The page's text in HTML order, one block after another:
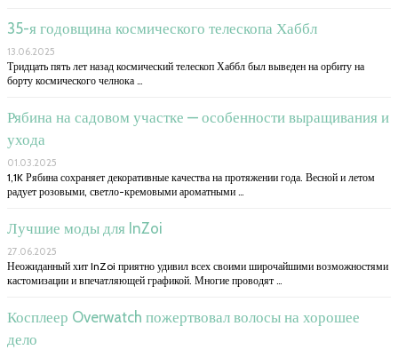
35-я годовщина космического телескопа Хаббл
13.06.2025
Тридцать пять лет назад космический телескоп Хаббл был выведен на орбиту на
борту космического челнока …
Рябина на садовом участке — особенности выращивания и
ухода
01.03.2025
1,1K Рябина сохраняет декоративные качества на протяжении года. Весной и летом
радует розовыми, светло-кремовыми ароматными …
Лучшие моды для InZoi
27.06.2025
Неожиданный хит InZoi приятно удивил всех своими широчайшими возможностями
кастомизации и впечатляющей графикой. Многие проводят …
Косплеер Overwatch пожертвовал волосы на хорошее
дело